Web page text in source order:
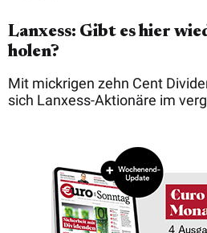
Lanxess: Gibt es hier
holen?
Mit mickrigen zehn Cent
sich Lanxess-Aktionäre im
Copyright © 2026
Impressum